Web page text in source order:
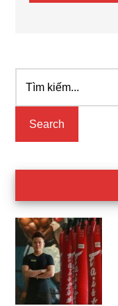
Primary
Sidebar
kiếm...